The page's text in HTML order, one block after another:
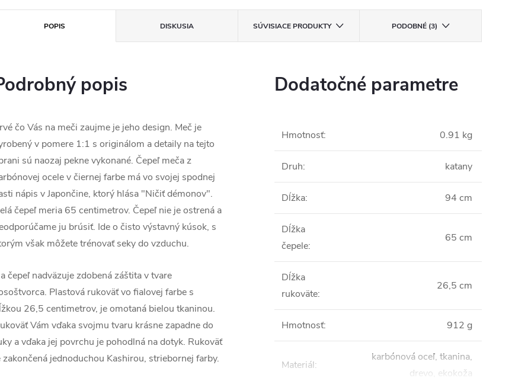
POPIS DISKUSIA SÚVISIACE PRODUKTY PODOBNÉ (3)
popis
čo Vás na meči zaujme je jeho design. Meč je
v pomere 1:1 s originálom a detaily na tejto
sú naozaj pekne vykonané. Čepeľ meča z
ocele v čiernej farbe má vo svojej spodnej
nápis v Japončine, ktorý hlása "Ničiť démonov".
čepeľ meria 65 centimetrov. Čepeľ nie je ostrená a
ju brúsiť. Ide o čisto výstavný kúsok, s
však môžete trénovať seky do vzduchu.
čepeľ nadväzuje zdobená záštita v tvare
Plastová rukoväť vo fialovej farbe s
26,5 centimetrov, je omotaná bielou tkaninou.
Vám vďaka svojmu tvaru krásne zapadne do
a vďaka jej povrchu je pohodlná na dotyk. Rukoväť
zakončená jednoduchou Kashirou, striebornej farby.
Dodatočné parametre
Hmotnosť: 0.91 kg
Druh: katany
Dĺžka: 94 cm
Dĺžka
čepele:
65 cm
Dĺžka
rukoväte:
26,5 cm
Hmotnosť: 912 g
Materiál:
karbónová oceľ, tkanina,
drevo, ekokoža